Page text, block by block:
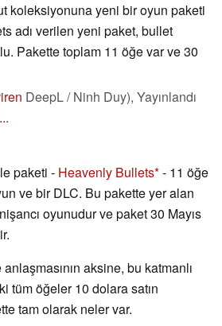
koleksiyonuna yeni bir oyun paketi
adı verilen yeni paket, bullet
Pakette toplam 11 öğe var ve 30
DeepL / Ninh Duy), Yayınlandı
...
paketi - Heavenly Bullets - 11 öğe
ve bir DLC. Bu pakette yer alan
oyunudur ve paket 30 Mayıs
aksine, bu katmanlı
tüm öğeler 10 dolara satın
tam olarak neler var.